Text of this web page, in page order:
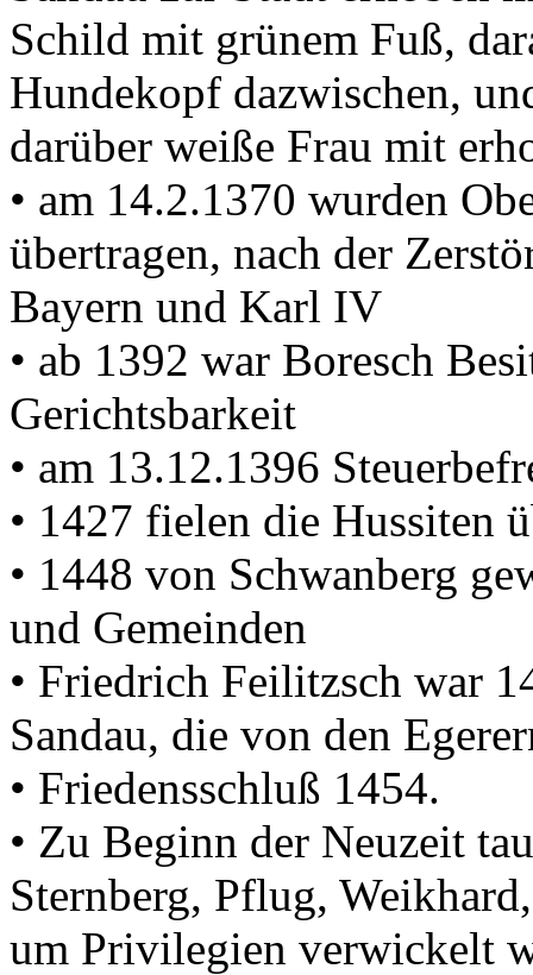
Schild mit grünem Fuß,
Hundekopf dazwischen,
darüber weiße Frau mit
• am 14.2.1370 wurden
übertragen, nach der
Bayern und Karl IV
• ab 1392 war Boresch
Gerichtsbarkeit
• am 13.12.1396
• 1427 fielen die Hussiten
• 1448 von Schwanberg
und Gemeinden
• Friedrich Feilitzsch war
Sandau, die von den
• Friedensschluß 1454.
• Zu Beginn der Neuzeit
Sternberg, Pflug,
um Privilegien verwickelt